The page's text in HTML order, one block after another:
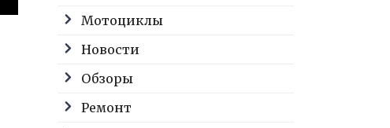
Мотоциклы
Новости
Обзоры
Ремонт